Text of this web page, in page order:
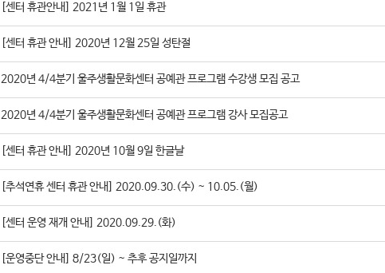
[센터 휴관안내] 2021년 1월 1일 휴관
[센터 휴관 안내] 2020년 12월 25일 성탄절
2020년 4/4분기 울주생활문화센터 공예관 프로그램 수강생 모집 공고
2020년 4/4분기 울주생활문화센터 공예관 프로그램 강사 모집공고
[센터 휴관 안내] 2020년 10월 9일 한글날
[추석연휴 센터 휴관 안내] 2020.09.30.(수) ~ 10.05.(월)
[센터 운영 재개 안내] 2020.09.29.(화)
[운영중단 안내] 8/23(일) ~ 추후 공지일까지